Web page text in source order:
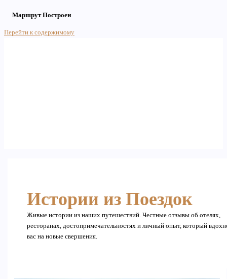
Маршрут Построен
Перейти к содержимому
Истории из Поездок
Живые истории из наших путешествий. Честные отзывы об отелях,
ресторанах, достопримечательностях и личный опыт, который
вас на новые свершения.